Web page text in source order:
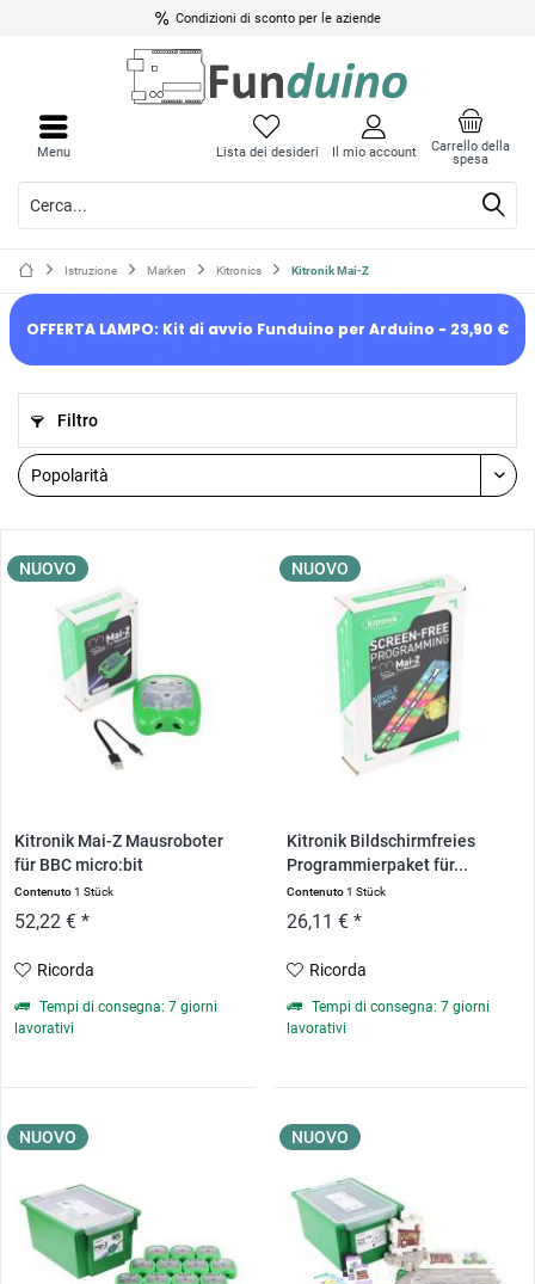
Condizioni di sconto per le aziende
Carrello della
spesa
Lista dei desideri Il mio account
Menu
Istruzione Marken Kitronics Kitronik Mai-Z
OFFERTA LAMPO: Kit di avvio Funduino per Arduino - 23,90 €
Filtro
NUOVO
Kitronik Mai-Z Mausroboter
für BBC micro:bit
Contenuto1 Stück
52,22 € *
Ricorda
Tempi di consegna: 7 giorni
lavorativi
NUOVO
Kitronik Bildschirmfreies
Programmierpaket für...
Contenuto1 Stück
26,11 € *
Ricorda
Tempi di consegna: 7 giorni
lavorativi
NUOVO NUOVO